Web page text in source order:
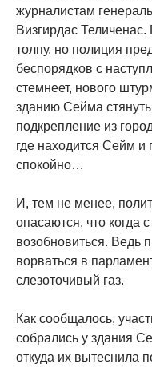
журналистам
Визгирдас
толпу, но полиция
беспорядков с
стемнеет, нового
зданию Сейма
подкрепление из
где находится Сейм и
спокойно…
И, тем не менее,
опасаются, что когда
возобновиться. Ведь
ворваться в
слезоточивый газ.
Как сообщалось,
собрались у здания
откуда их вытеснила